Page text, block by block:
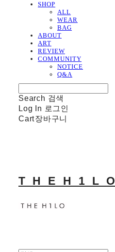
SHOP
ALL
WEAR
BAG
ABOUT
ART
REVIEW
COMMUNITY
NOTICE
Q&A
Search 검색
Log In 로그인
Cart장바구니
T H E H 1 L O